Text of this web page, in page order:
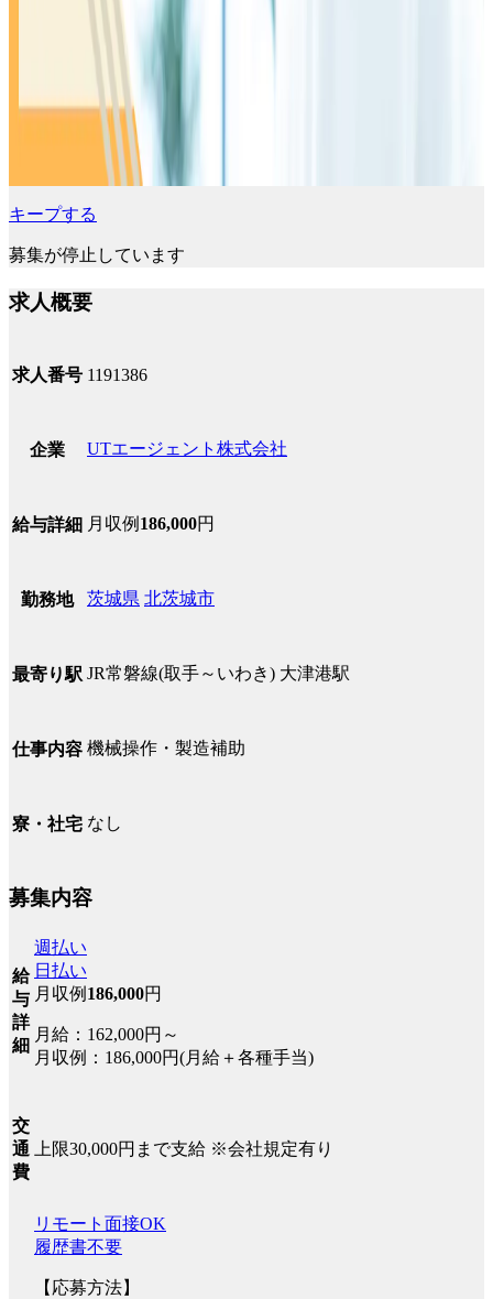
キープする
募集が停止しています
求人概要
求人番号 1191386
企業 UTエージェント株式会社
給与詳細 月収例 186,000円
勤務地 茨城県 北茨城市
最寄り駅 JR常磐線(取手～いわき) 大津港駅
仕事内容 機械操作・製造補助
寮・社宅 なし
募集内容
給
与
詳
細
週払い
日払い
月収例 186,000円
月給：162,000円～
月収例：186,000円(月給＋各種手当)
交
通
費
上限30,000円まで支給 ※会社規定有り
リモート面接OK
履歴書不要
【応募方法】